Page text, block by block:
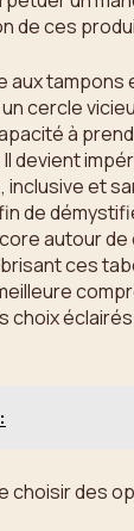
de ces
aux tampons
cercle
à
devient
et
de
autour
ces
choix
choisir des